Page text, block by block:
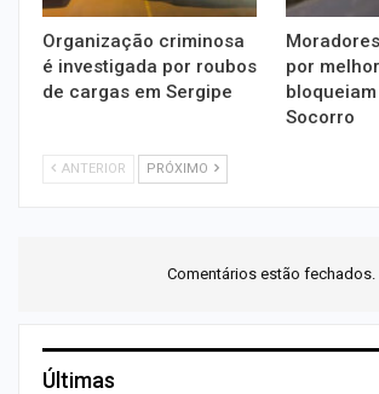
Organização criminosa
é investigada por roubos
de cargas em Sergipe
por
Socorro
ANTERIOR PRÓXIMO
Comentários estão fechados.
Últimas